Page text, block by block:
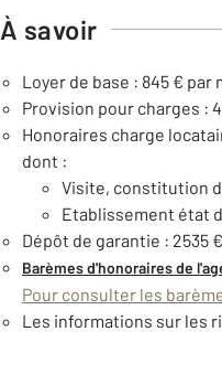
À savoir
Loyer de base : 845 € par
Provision pour charges :
Honoraires charge
dont :
Visite, constitution
Etablissement état
Dépôt de garantie : 2535 €
Barèmes d'honoraires de
Pour consulter les
Les informations sur les